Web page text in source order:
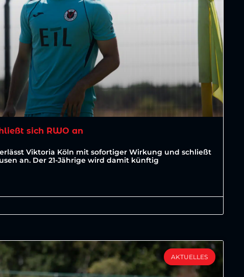
sich RWO an
Viktoria Köln mit sofortiger Wirkung und schließt
an. Der 21-Jährige wird damit künftig
AKTUELLES